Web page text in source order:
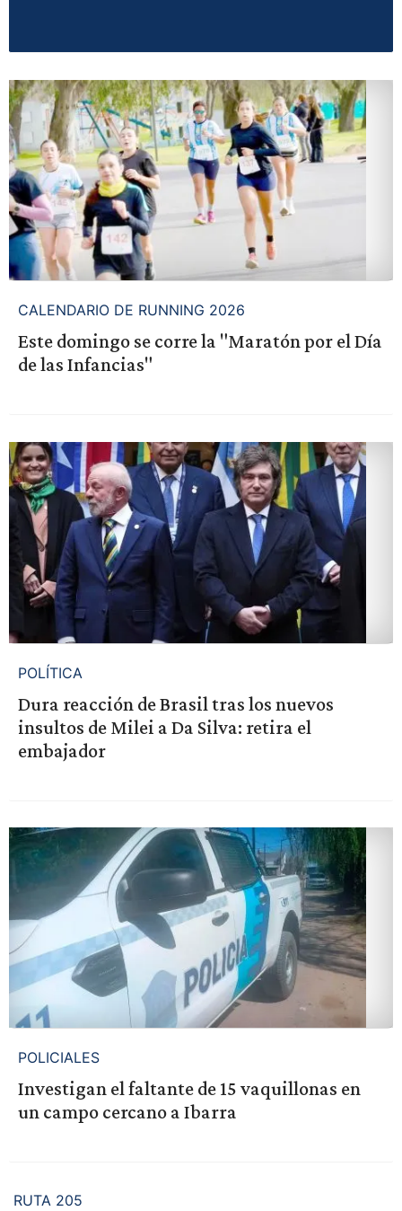
CALENDARIO DE RUNNING 2026
Este domingo se corre la "Maratón por el Día
de las Infancias"
POLÍTICA
Dura reacción de Brasil tras los nuevos
insultos de Milei a Da Silva: retira el
embajador
POLICIALES
Investigan el faltante de 15 vaquillonas en
un campo cercano a Ibarra
RUTA 205